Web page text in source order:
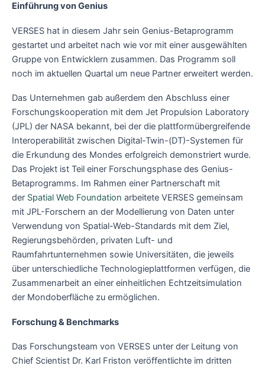
Einführung von Genius
VERSES hat in diesem Jahr sein Genius-Betaprogramm
gestartet und arbeitet nach wie vor mit einer ausgewählten
Gruppe von Entwicklern zusammen. Das Programm soll
noch im aktuellen Quartal um neue Partner erweitert werden.
Das Unternehmen gab außerdem den Abschluss einer
Forschungskooperation mit dem Jet Propulsion Laboratory
(JPL) der NASA bekannt, bei der die plattformübergreifende
Interoperabilität zwischen Digital-Twin-(DT)-Systemen für
die Erkundung des Mondes erfolgreich demonstriert wurde.
Das Projekt ist Teil einer Forschungsphase des Genius-
Betaprogramms. Im Rahmen einer Partnerschaft mit
der Spatial Web Foundation arbeitete VERSES gemeinsam
mit JPL-Forschern an der Modellierung von Daten unter
Verwendung von Spatial-Web-Standards mit dem Ziel,
Regierungsbehörden, privaten Luft- und
Raumfahrtunternehmen sowie Universitäten, die jeweils
über unterschiedliche Technologieplattformen verfügen, die
Zusammenarbeit an einer einheitlichen Echtzeitsimulation
der Mondoberfläche zu ermöglichen.
Forschung & Benchmarks
Das Forschungsteam von VERSES unter der Leitung von
Chief Scientist Dr. Karl Friston veröffentlichte im dritten